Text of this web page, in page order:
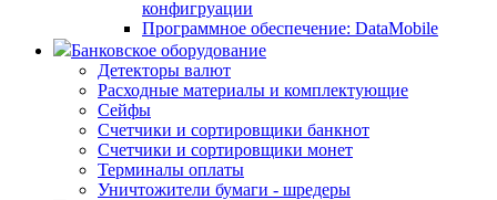
конфигруации
Программное обеспечение: DataMobile
Банковское оборудование
Детекторы валют
Расходные материалы и комплектующие
Сейфы
Счетчики и сортировщики банкнот
Счетчики и сортировщики монет
Терминалы оплаты
Уничтожители бумаги - шредеры